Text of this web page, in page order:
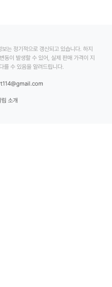
는 정기적으로 갱신되고 있습니다. 하지
동이 발생할 수 있어, 실제 판매 가격이 지
를 수 있음을 알려드립니다.
림 소개